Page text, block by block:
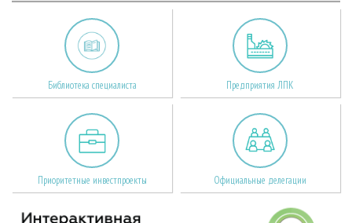
Библиотека специалиста Предприятия ЛПК
Приоритетные инвестпроекты Официальные делегации